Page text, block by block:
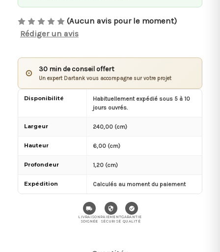
(Aucun avis pour le moment)
Rédiger un avis
⊙ 30 min de conseil offert
Un expert Dartank vous accompagne sur votre projet
Disponibilité
Habituellement expédié sous 5 à 10
jours ouvrés.
Largeur 240,00 (cm)
Hauteur 6,00 (cm)
Profondeur 1,20 (cm)
Expédition Calculés au moment du paiement
LIVRAISON
SOIGNÉE
PAIEMENT
SÉCURISÉ
GARANTIE
QUALITÉ